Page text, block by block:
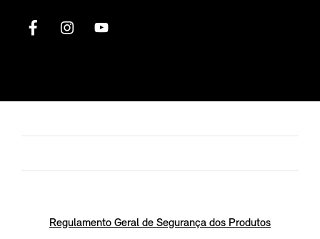
Regulamento Geral de Segurança dos Produtos